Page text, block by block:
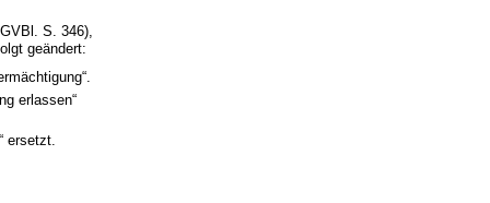
S. 346),
geändert:
erlassen“
ersetzt.